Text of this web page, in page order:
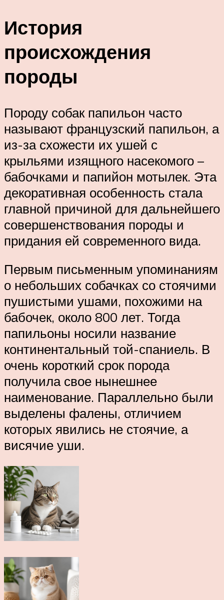
История
происхождения
породы
Породу собак папильон часто
называют французский папильон, а
из-за схожести их ушей с
крыльями изящного насекомого –
бабочками и папийон мотылек. Эта
декоративная особенность стала
главной причиной для дальнейшего
совершенствования породы и
придания ей современного вида.
Первым письменным упоминаниям
о небольших собачках со стоячими
пушистыми ушами, похожими на
бабочек, около 800 лет. Тогда
папильоны носили название
континентальный той-спаниель. В
очень короткий срок порода
получила свое нынешнее
наименование. Параллельно были
выделены фалены, отличием
которых явились не стоячие, а
висячие уши.